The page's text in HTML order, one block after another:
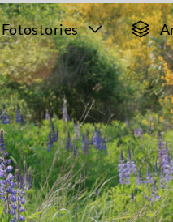
Fotostories